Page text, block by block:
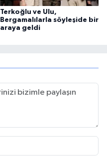
Terkoğlu ve Ulu,
Bergamalılarla söyleşide bir
araya geldi